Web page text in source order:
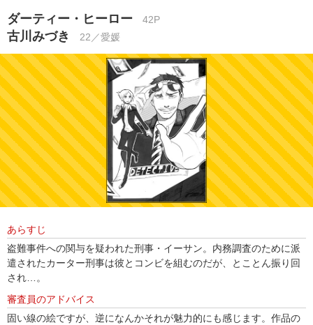
ダーティー・ヒーロー 42P
古川みづき 22／愛媛
あらすじ
盗難事件への関与を疑われた刑事・イーサン。内務調査のために派
遣されたカーター刑事は彼とコンビを組むのだが、とことん振り回
され…。
審査員のアドバイス
固い線の絵ですが、逆になんかそれが魅力的にも感じます。作品の